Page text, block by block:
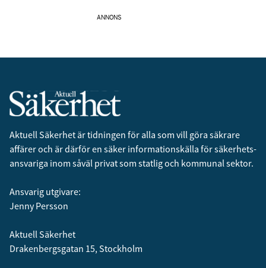
ANNONS
Aktuell Säkerhet är tidningen för alla som vill göra säkrare
affärer och är därför en säker informationskälla för säkerhets­
ansvariga inom såväl privat som statlig och kommunal sektor.
Ansvarig utgivare:
Jenny Persson
Aktuell Säkerhet
Drakenbergsgatan 15, Stockholm